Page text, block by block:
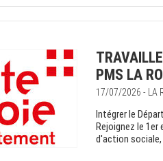
PMS LA
17/07/2026 - LA
Intégrer le
Rejoignez le
d'action sociale,